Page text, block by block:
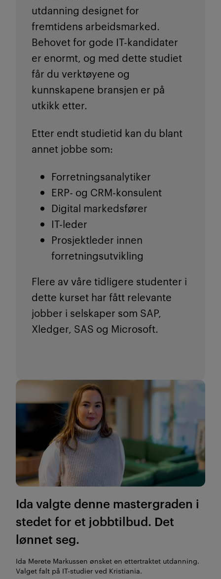
utdanning designet for
fremtidens arbeidsmarked.
Behovet for gode IT-kandidater
er enormt, og med dette studiet
får du verktøyene og
kunnskapene bransjen er på
utkikk etter.
Etter endt studietid kan du blant
annet jobbe som:
Forretningsanalytiker
ERP- og CRM-konsulent
Digital markedsfører
IT-leder
Prosjektleder innen
forretningsutvikling
Flere av våre tidligere studenter i
dette kurset har fått relevante
jobber i selskaper som SAP,
Xledger, SAS og Microsoft.
Ida valgte denne mastergraden i
stedet for et jobbtilbud. Det
lønnet seg.
Ida Merete Markussen ønsket en ettertraktet utdanning.
Valget falt på IT-studier ved Kristiania.